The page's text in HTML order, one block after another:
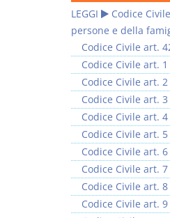
LEGGI Codice Civile
persone e della
Codice Civile art.
Codice Civile art. 1
Codice Civile art. 2
Codice Civile art. 3
Codice Civile art. 4
Codice Civile art. 5
Codice Civile art. 6
Codice Civile art. 7
Codice Civile art. 8
Codice Civile art. 9